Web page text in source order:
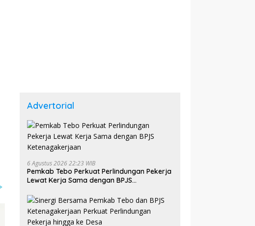
Advertorial
6 Agustus 2026 22:23 WIB
Pemkab Tebo Perkuat Perlindungan Pekerja
Lewat Kerja Sama dengan BPJS